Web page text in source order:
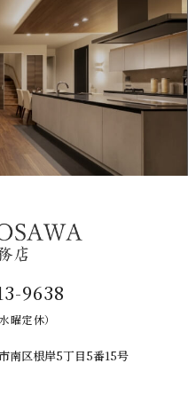
9638
定休）
南区根岸5丁目5番15号